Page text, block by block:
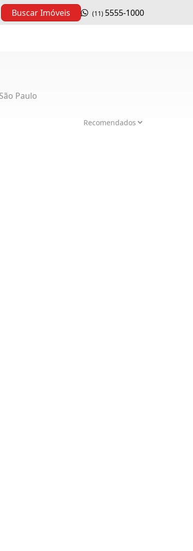
Buscar Imóveis (11) 5555-1000
Paulo